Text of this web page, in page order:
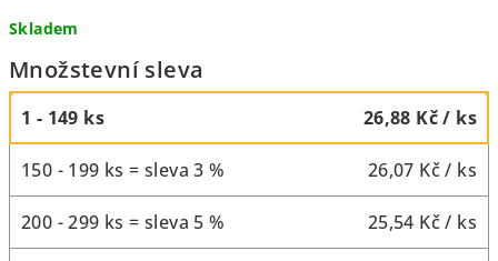
Skladem
Množstevní sleva
1 - 149 ks 26,88 Kč/ ks
150 - 199 ks = sleva 3 % 26,07 Kč/ ks
200 - 299 ks = sleva 5 % 25,54 Kč/ ks